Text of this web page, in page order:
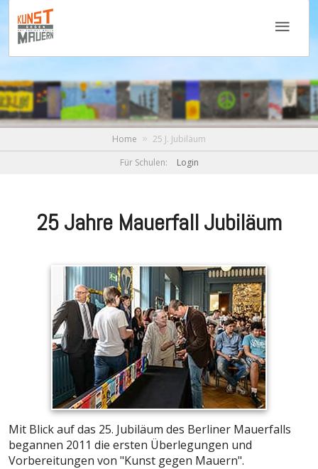
Home
25 J. Jubiläum
Für Schulen:
Login
25 Jahre Mauerfall Jubiläum
Mit Blick auf das 25. Jubiläum des Berliner Mauerfalls
begannen 2011 die ersten Überlegungen und
Vorbereitungen von "Kunst gegen Mauern".